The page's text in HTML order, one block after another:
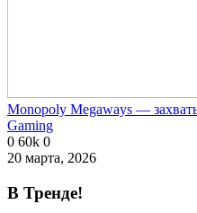
Monopoly Megaways —
Gaming
0 60k 0
20 марта, 2026
В Тренде!